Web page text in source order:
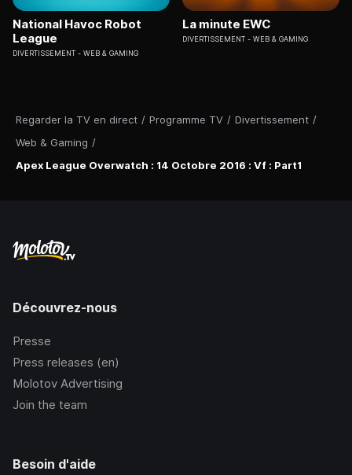
Regarder la TV en direct / Programme TV / Divertissement /
Web & Gaming /
Apex League Overwatch : 14 Octobre 2016 : Vf : Part1
National Havoc Robot
League
DIVERTISSEMENT WEB & GAMING
La minute EWC
DIVERTISSEMENT WEB & GAMING
Découvrez-nous
Presse
Press releases (en)
Molotov Advertising
Join the team
Besoin d'aide